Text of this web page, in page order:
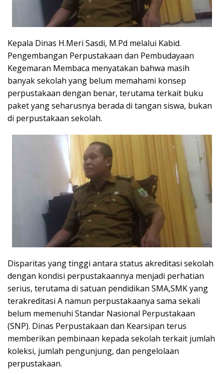
Kepala Dinas H.Meri Sasdi, M.Pd melalui Kabid.
Pengembangan Perpustakaan dan Pembudayaan
Kegemaran Membaca menyatakan bahwa masih
banyak sekolah yang belum memahami konsep
perpustakaan dengan benar, terutama terkait buku
paket yang seharusnya berada di tangan siswa, bukan
di perpustakaan sekolah.
Disparitas yang tinggi antara status akreditasi sekolah
dengan kondisi perpustakaannya menjadi perhatian
serius, terutama di satuan pendidikan SMA,SMK yang
terakreditasi A namun perpustakaanya sama sekali
belum memenuhi Standar Nasional Perpustakaan
(SNP). Dinas Perpustakaan dan Kearsipan terus
memberikan pembinaan kepada sekolah terkait jumlah
koleksi, jumlah pengunjung, dan pengelolaan
perpustakaan.